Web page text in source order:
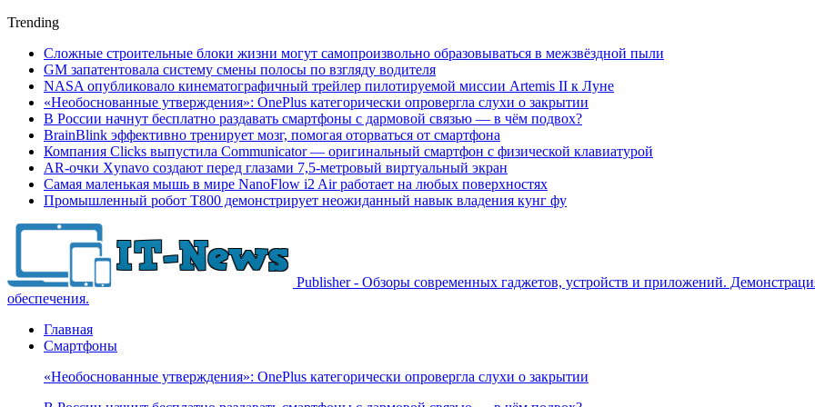
Trending
Сложные строительные блоки жизни могут самопроизвольно образовываться в межзвёздной пыли
GM запатентовала систему смены полосы по взгляду водителя
NASA опубликовало кинематографичный трейлер пилотируемой миссии Artemis II к Луне
«Необоснованные утверждения»: OnePlus категорически опровергла слухи о закрытии
В России начнут бесплатно раздавать смартфоны с дармовой связью — в чём подвох?
BrainBlink эффективно тренирует мозг, помогая оторваться от смартфона
Компания Clicks выпустила Communicator — оригинальный смартфон с физической клавиатурой
AR-очки Xynavo создают перед глазами 7,5-метровый виртуальный экран
Самая маленькая мышь в мире NanoFlow i2 Air работает на любых поверхностях
Промышленный робот Т800 демонстрирует неожиданный навык владения кунг фу
Publisher - Обзоры современных гаджетов, устройств и приложений.
обеспечения.
Главная
Смартфоны
«Необоснованные утверждения»: OnePlus категорически опровергла слухи о закрытии